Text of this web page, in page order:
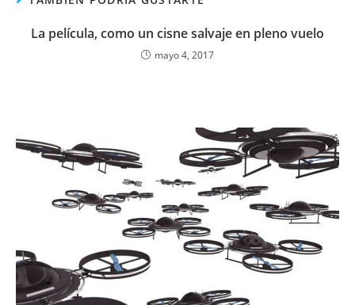
La película, como un cisne salvaje en pleno vuelo
mayo 4, 2017